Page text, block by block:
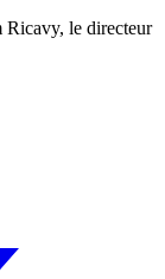
Ricavy, le directeur